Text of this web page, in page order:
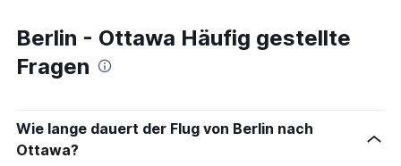
Berlin - Ottawa Häufig gestellte
Fragen
Wie lange dauert der Flug von Berlin nach
Ottawa?